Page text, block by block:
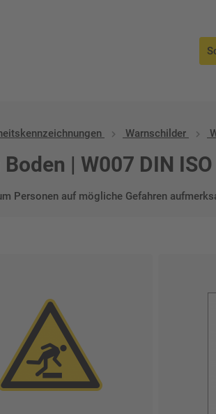
Warnschilder
| W007 DIN ISO
Personen auf mögliche Gefahren